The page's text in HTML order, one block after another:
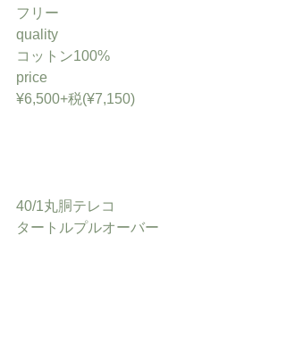
フリー
quality
コットン100%
price
¥6,500+税(¥7,150)
40/1丸胴テレコ
タートルプルオーバー